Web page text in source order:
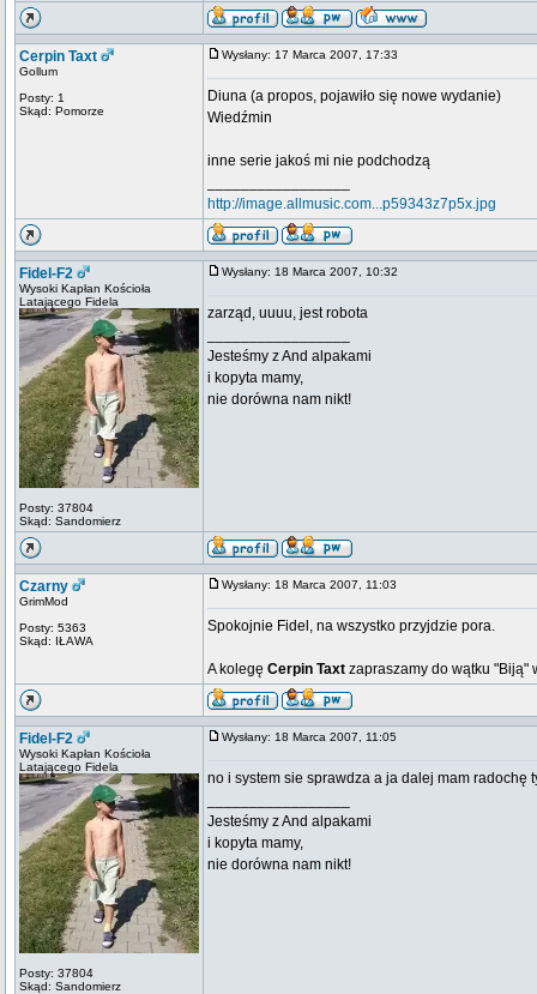
Cerpin Taxt
Gollum
Posty: 1
Skąd: Pomorze
Wysłany: 17 Marca 2007, 17:33
Diuna (a propos, pojawiło się nowe wydanie)
Wiedźmin
inne serie jakoś mi nie podchodzą
http://image.allmusic.com...p59343z7p5x.jpg
Fidel-F2
Wysoki Kapłan Kościoła
Latającego Fidela
Posty: 37804
Skąd: Sandomierz
Wysłany: 18 Marca 2007, 10:32
zarząd, uuuu, jest robota
Jesteśmy z And alpakami
i kopyta mamy,
nie dorówna nam nikt!
Czarny
GrimMod
Posty: 5363
Skąd: IŁAWA
Wysłany: 18 Marca 2007, 11:03
Spokojnie Fidel, na wszystko przyjdzie pora.
A kolegę Cerpin Taxt zapraszamy do wątku "Biją"
Fidel-F2
Wysoki Kapłan Kościoła
Latającego Fidela
Posty: 37804
Skąd: Sandomierz
Wysłany: 18 Marca 2007, 11:05
no i system sie sprawdza a ja dalej mam radochę
Jesteśmy z And alpakami
i kopyta mamy,
nie dorówna nam nikt!